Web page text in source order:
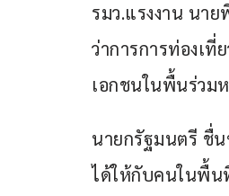
รมว.แรงงาน นา
ว่าการการท่องเ
เอกชนในพื้นร่วม
นายกรัฐมนตรี ชื่น
ได้ให้กับคนในพื้น